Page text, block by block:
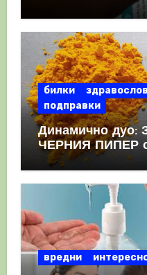
като призна, че
КРЪВНИ
билки
подправки
Динамично дуо:
ЧЕРНИЯ ПИПЕР
комбинация
вредни